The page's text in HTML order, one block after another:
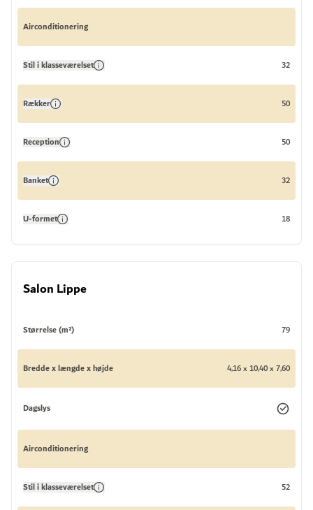
Airconditionering
Stil i klasseværelset 32
Rækker 50
Reception 50
Banket 32
U-formet 18
Salon Lippe
Størrelse (m²) 79
Bredde x længde x højde 4,16 x 10,40 x 7,60
Dagslys
Airconditionering
Stil i klasseværelset 52